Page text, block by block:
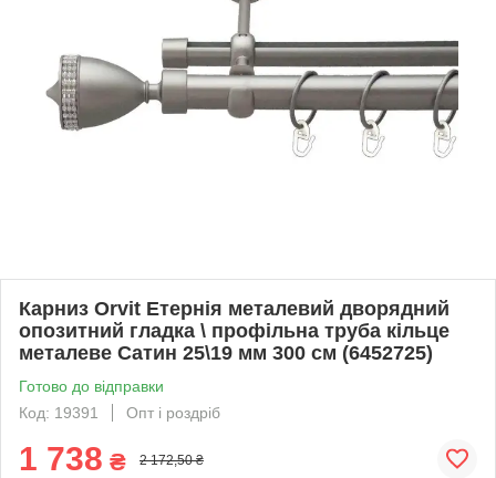
Карниз Orvit Етернія металевий дворядний
опозитний гладка \ профільна труба кільце
металеве Сатин 25\19 мм 300 см (6452725)
Готово до відправки
Код: 19391
Опт і роздріб
1 738 ₴ 2 172,50 ₴